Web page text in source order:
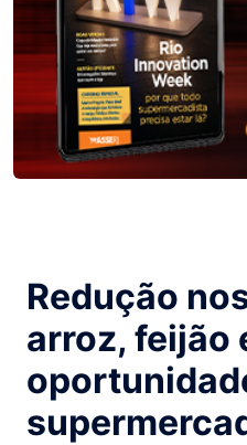
Redução
arroz, feijão